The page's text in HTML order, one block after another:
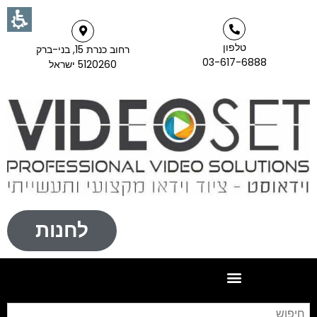
טלפון
03-617-6888
רחוב כנרת 15, בני-ברק
5120260 ישראל
לחנות